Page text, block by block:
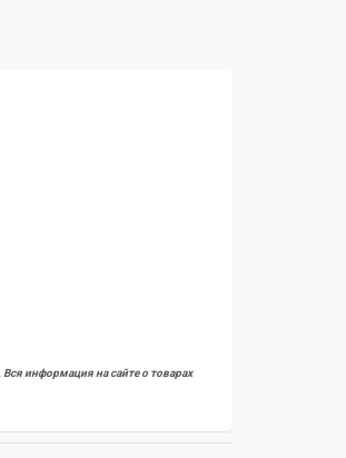
Вся информация на сайте о товарах